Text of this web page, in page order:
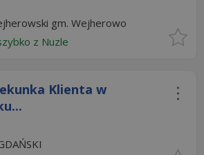
gm. Wejherowo
z Nuzle
Klienta w